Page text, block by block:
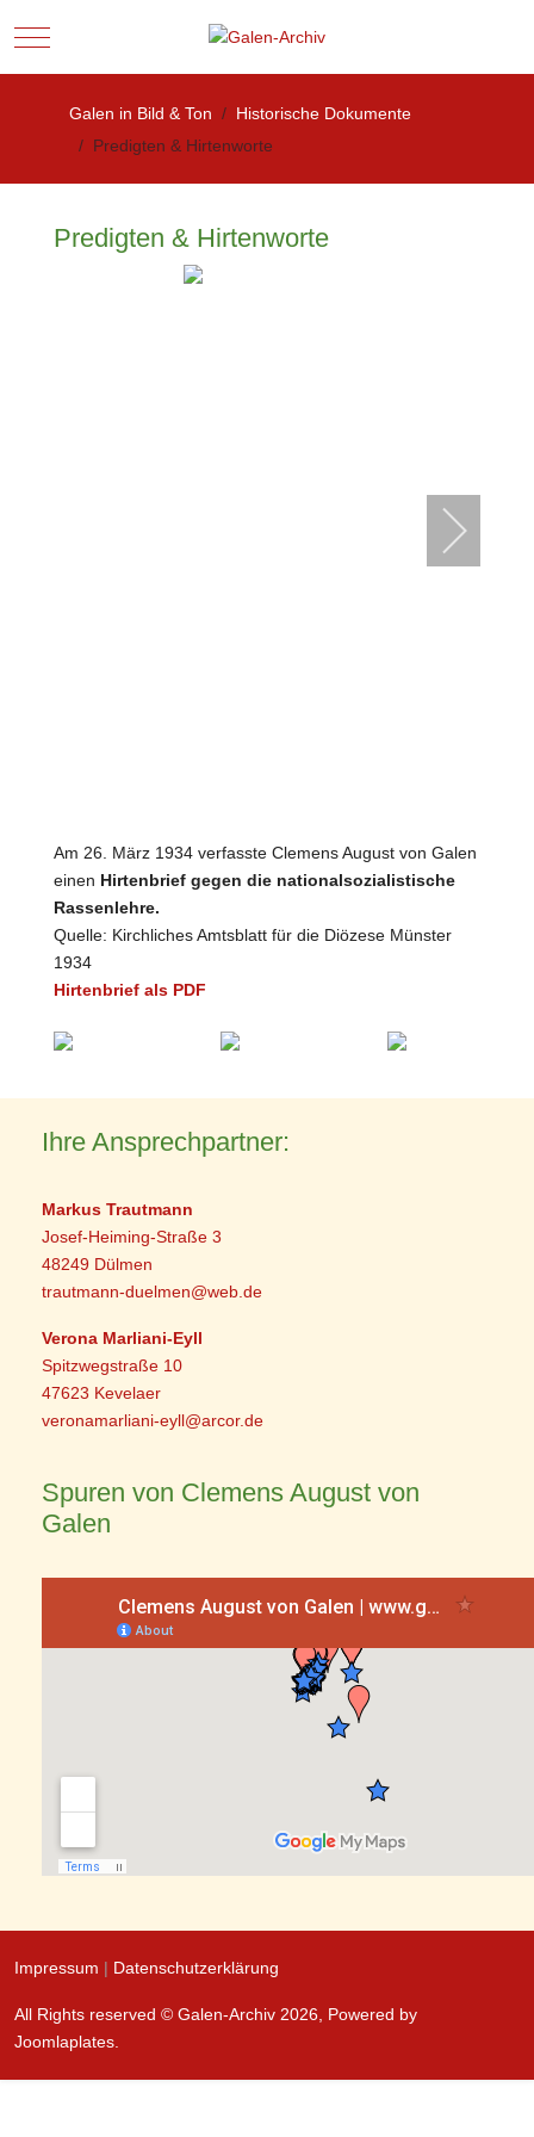
Mobile Menu Toggle
Galen in Bild & Ton
Historische Dokumente
Predigten & Hirtenworte
Predigten & Hirtenworte
Am 26. März 1934 verfasste Clemens August von Galen
einen Hirtenbrief gegen die nationalsozialistische
Rassenlehre.
Quelle: Kirchliches Amtsblatt für die Diözese Münster
1934
Hirtenbrief als PDF
Ihre Ansprechpartner:
Markus Trautmann
Josef-Heiming-Straße 3
48249 Dülmen
trautmann-duelmen@web.de
Verona Marliani-Eyll
Spitzwegstraße 10
47623 Kevelaer
veronamarliani-eyll@arcor.de
Spuren von Clemens August von
Galen
Impressum | Datenschutzerklärung
All Rights reserved © Galen-Archiv 2026, Powered by
Joomlaplates